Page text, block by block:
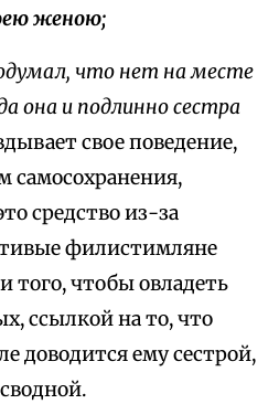
женою;
что нет на месте
она и подлинно сестра
свое поведение,
самосохранения,
средство из-за
филистимляне
того, чтобы овладеть
ссылкой на то, что
доводится ему сестрой,